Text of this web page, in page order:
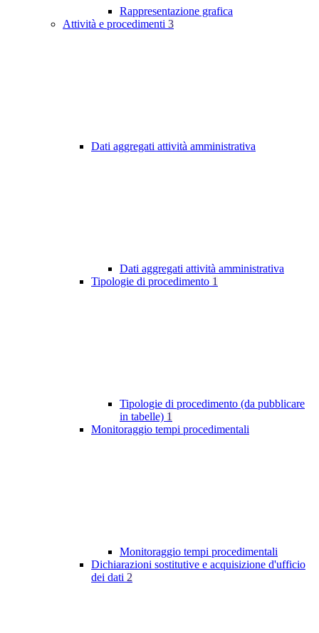
Rappresentazione grafica
Attività e procedimenti 3
Dati aggregati attività amministrativa
Dati aggregati attività amministrativa
Tipologie di procedimento 1
Tipologie di procedimento (da pubblicare
in tabelle) 1
Monitoraggio tempi procedimentali
Monitoraggio tempi procedimentali
Dichiarazioni sostitutive e acquisizione d'ufficio
dei dati 2